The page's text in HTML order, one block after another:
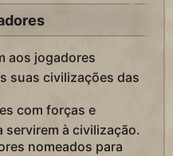
aos jogadores
suas civilizações das
com forças e
servirem à civilização.
nomeados para